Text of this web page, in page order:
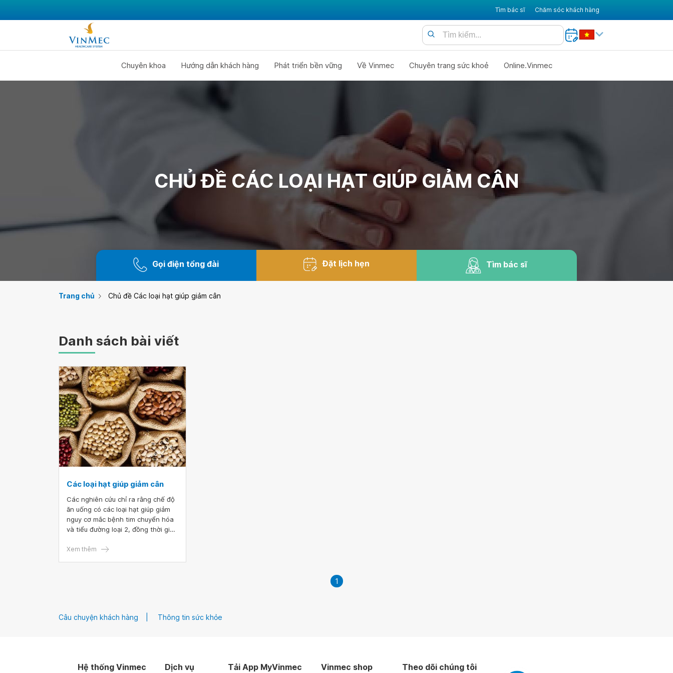
Tìm bác sĩ Chăm sóc khách hàng
Chuyên khoa Hướng dẫn khách hàng Phát triển bền vững Về Vinmec Chuyên trang sức khoẻ Online.Vinmec
CHỦ ĐỀ CÁC LOẠI HẠT GIÚP GIẢM CÂN
Gọi điện tổng đài Đặt lịch hẹn Tìm bác sĩ
Trang chủ Chủ đề Các loại hạt giúp giảm cân
Danh sách bài viết
Các loại hạt giúp giảm cân
Các nghiên cứu chỉ ra rằng chế độ
ăn uống có các loại hạt giúp giảm
nguy cơ mắc bệnh tim chuyển hóa
và tiểu đường loại 2, đồng thời giúp
loại hạt cũng là một món ăn nhẹ
Xem thêm
1
Câu chuyện khách hàng Thông tin sức khỏe
Hệ thống Vinmec Dịch vụ Tải App MyVinmec Vinmec shop Theo dõi chúng tôi